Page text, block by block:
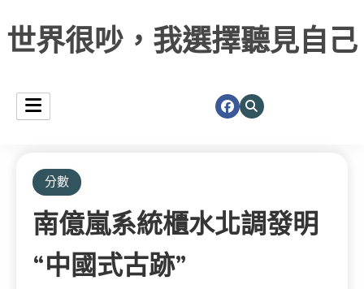
世界很吵，我選擇聽見自己
分數
南億嵐系統櫃水北調發明
“中國式古跡”